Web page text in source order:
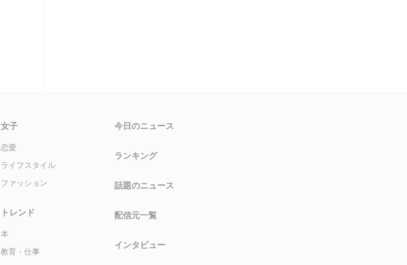
女子
恋愛
ライフスタイル
ファッション
トレンド
本
教育・仕事
今日のニュース
ランキング
話題のニュース
配信元一覧
インタビュー